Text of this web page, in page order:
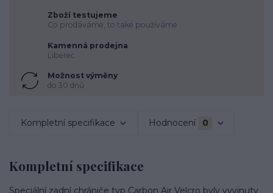
Zboží testujeme
Co prodáváme, to také používáme
Kamenná prodejna
Liberec
Možnost výměny
do 30 dnů
Kompletní specifikace Hodnocení 0
Kompletní specifikace
Speciální zadní chrániče typ Carbon Air Velcro byly vyvinuty